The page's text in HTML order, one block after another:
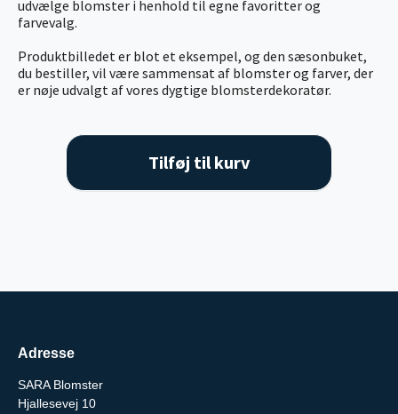
udvælge blomster i henhold til egne favoritter og
farvevalg.
Produktbilledet er blot et eksempel, og den sæsonbuket,
du bestiller, vil være sammensat af blomster og farver, der
er nøje udvalgt af vores dygtige blomsterdekoratør.
Tilføj til kurv
Adresse
SARA Blomster
Hjallesevej 10